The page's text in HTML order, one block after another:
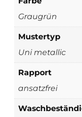
Graugrün
Mustertyp
Uni metallic
Rapport
ansatzfrei